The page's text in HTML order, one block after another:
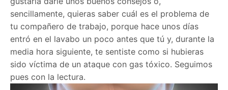
sencillamente, quieras saber cuál es el problema de
tu compañero de trabajo, porque hace unos días
entró en el lavabo un poco antes que tú y, durante la
media hora siguiente, te sentiste como si hubieras
sido víctima de un ataque con gas tóxico. Seguimos
pues con la lectura.